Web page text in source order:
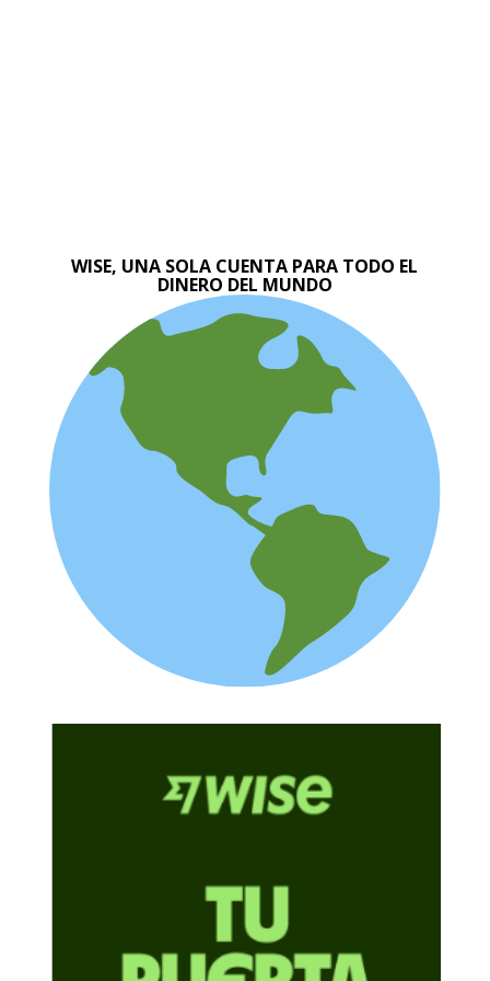
WISE, UNA SOLA CUENTA PARA TODO EL
DINERO DEL MUNDO